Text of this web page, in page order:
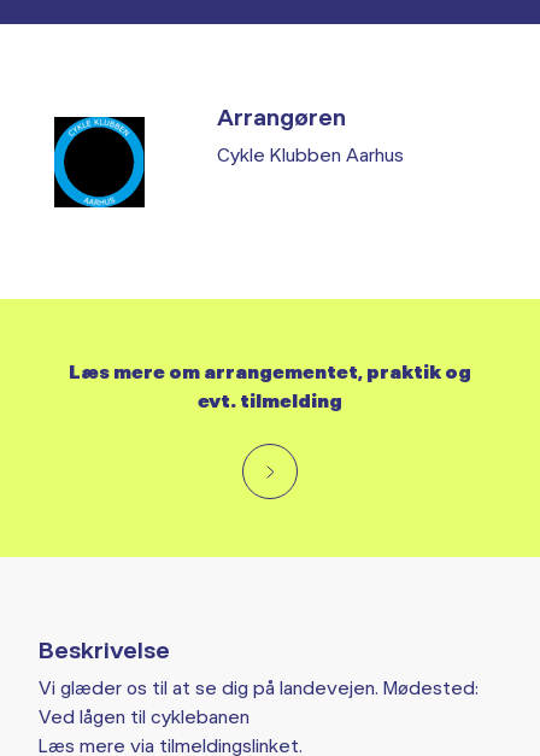
Beskrivelse
Vi glæder os til at se dig på landevejen. Mødested:
Ved lågen til cyklebanen
Læs mere via tilmeldingslinket.
Arrangøren
Cykle Klubben Aarhus
Læs mere om arrangementet, praktik og
evt. tilmelding